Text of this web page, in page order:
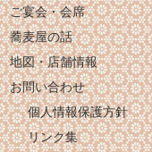
ご宴会・会席
蕎麦屋の話
地図・店舗情報
お問い合わせ
個人情報保護方針
リンク集